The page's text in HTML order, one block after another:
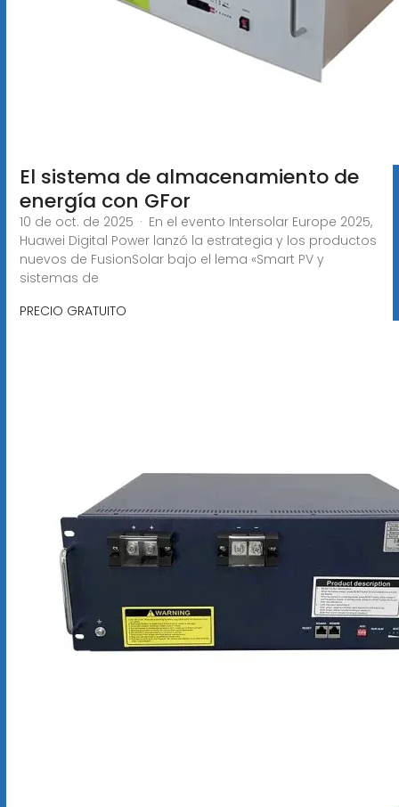
El sistema de almacenamiento de
energía con GFor
10 de oct. de 2025 · En el evento Intersolar Europe 2025,
Huawei Digital Power lanzó la estrategia y los productos
nuevos de FusionSolar bajo el lema «Smart PV y
sistemas de
PRECIO GRATUITO